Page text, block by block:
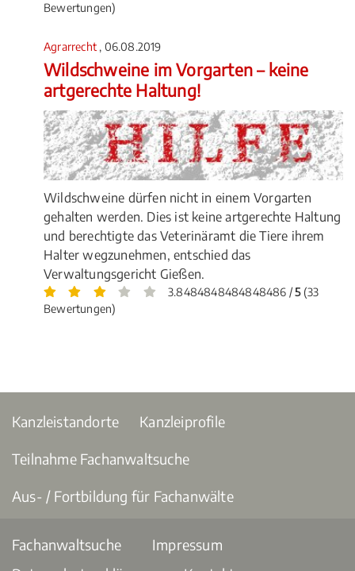
Bewertungen)
Agrarrecht , 06.08.2019
Wildschweine im Vorgarten – keine
artgerechte Haltung!
Wildschweine dürfen nicht in einem Vorgarten
gehalten werden. Dies ist keine artgerechte Haltung
und berechtigte das Veterinäramt die Tiere ihrem
Halter wegzunehmen, entschied das
Verwaltungsgericht Gießen.
3.8484848484848486 /5(33
Bewertungen)
Kanzleistandorte Kanzleiprofile
Teilnahme Fachanwaltsuche
Aus- / Fortbildung für Fachanwälte
Fachanwaltsuche
Impressum